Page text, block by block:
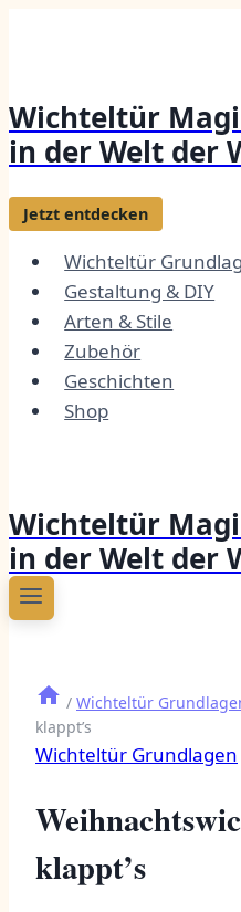
Wichteltür
in der Welt der
Jetzt entdecken
Wichteltür
Gestaltung & DIY
Arten & Stile
Zubehör
Geschichten
Shop
Wichteltür
in der Welt der
/ Wichteltür
klappt’s
Wichteltür Grundlagen
klappt’s